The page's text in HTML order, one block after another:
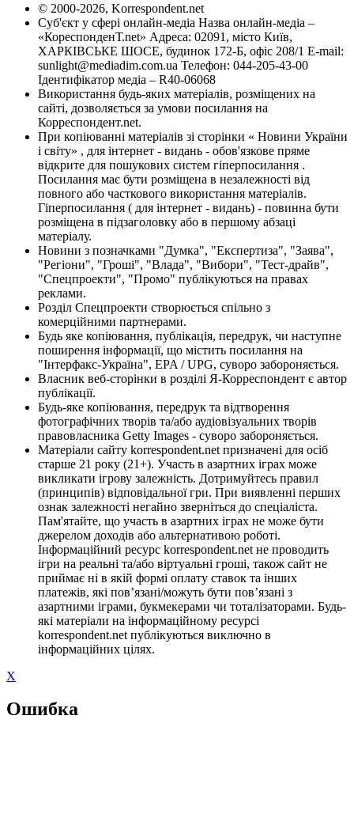
© 2000-2026, Korrespondent.net
Суб'єкт у сфері онлайн-медіа Назва онлайн-медіа –
«КореспонденТ.net» Адреса: 02091, місто Київ,
ХАРКІВСЬКЕ ШОСЕ, будинок 172-Б, офіс 208/1 E-mail:
sunlight@mediadim.com.ua Телефон: 044-205-43-00
Ідентифікатор медіа – R40-06068
Використання будь-яких матеріалів, розміщених на
сайті, дозволяється за умови посилання на
Корреспондент.net.
При копіюванні матеріалів зі сторінки « Новини України
і світу» , для інтернет - видань - обов'язкове пряме
відкрите для пошукових систем гіперпосилання .
Посилання має бути розміщена в незалежності від
повного або часткового використання матеріалів.
Гіперпосилання ( для інтернет - видань) - повинна бути
розміщена в підзаголовку або в першому абзаці
матеріалу.
Новини з позначками "Думка", "Експертиза", "Заява",
"Регіони", "Гроші", "Влада", "Вибори", "Тест-драйв",
"Спецпроекти", "Промо" публікуються на правах
реклами.
Розділ Спецпроекти створюється спільно з
комерційними партнерами.
Будь яке копіювання, публікація, передрук, чи наступне
поширення інформації, що містить посилання на
"Інтерфакс-Україна", EPA / UPG, суворо забороняється.
Власник веб-сторінки в розділі Я-Корреспондент є автор
публікації.
Будь-яке копіювання, передрук та відтворення
фотографічних творів та/або аудіовізуальних творів
правовласника Getty Images - суворо забороняється.
Матеріали сайту korrespondent.net призначені для осіб
старше 21 року (21+). Участь в азартних іграх може
викликати ігрову залежність. Дотримуйтесь правил
(принципів) відповідальної гри. При виявленні перших
ознак залежності негайно зверніться до спеціаліста.
Пам'ятайте, що участь в азартних іграх не може бути
джерелом доходів або альтернативою роботі.
Інформаційний ресурс korrespondent.net не проводить
ігри на реальні та/або віртуальні гроші, також сайт не
приймає ні в якій формі оплату ставок та інших
платежів, які пов’язані/можуть бути пов’язані з
азартними іграми, букмекерами чи тоталізаторами. Будь-
які матеріали на інформаційному ресурсі
korrespondent.net публікуються виключно в
інформаційних цілях.
X
Ошибка